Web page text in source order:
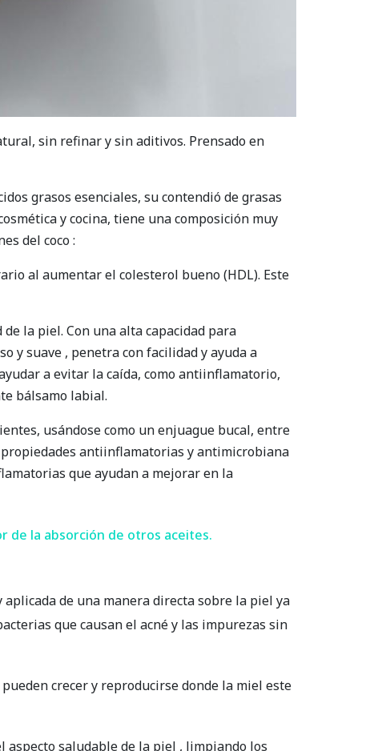
sin refinar y sin aditivos. Prensado en
grasos esenciales, su contendió de grasas
y cocina, tiene una composición muy
del coco :
al aumentar el colesterol bueno (HDL). Este
la piel. Con una alta capacidad para
y suave , penetra con facilidad y ayuda a
a evitar la caída, como antiinflamatorio,
bálsamo labial.
usándose como un enjuague bucal, entre
antiinflamatorias y antimicrobiana
que ayudan a mejorar en la
de la absorción de otros aceites.
de una manera directa sobre la piel ya
que causan el acné y las impurezas sin
crecer y reproducirse donde la miel este
aspecto saludable de la piel , limpiando los